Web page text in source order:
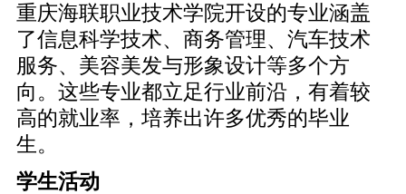
重庆海联职业技术学院开设的专业涵盖
了信息科学技术、商务管理、汽车技术
服务、美容美发与形象设计等多个方
向。这些专业都立足行业前沿，有着较
高的就业率，培养出许多优秀的毕业
生。
学生活动